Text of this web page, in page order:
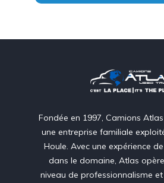
Fondée en 1997, Camions
une entreprise familiale
Houle. Avec une expérience
dans le domaine, Atlas
niveau de professionnalisme